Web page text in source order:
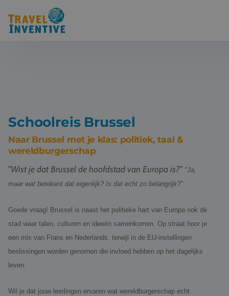
Over ons
Een offerte aanvragen
Referenties
Nieuws
Vacatures
Contact
Schoolreis Brussel
Naar Brussel met je klas: politiek, taal &
wereldburgerschap
"Wist je dat Brussel de hoofdstad van Europa is?" "Ja,
maar wat betekent dat eigenlijk? Is dat echt zo belangrijk?"
Goede vraag! Brussel is naast het politieke hart van Europa ook dé
stad waar talen, culturen en ideeën samenkomen. Op straat hoor je
een mix van Frans en Nederlands, terwijl in de EU-instellingen
beslissingen worden genomen die invloed hebben op het dagelijks
leven.
Wil je dat jouw leerlingen ervaren wat wereldburgerschap echt